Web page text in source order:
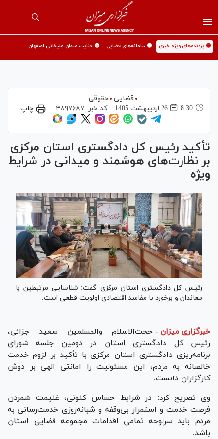
🟡 پرونده‌های ویژه خبری 🟡 سامانه‌های قضایی 🟡 جنایت میدان علیخانی اصفهان
قضایی حقوقی
8:30
26 ارديبهشت 1405 کد خبر: ۴۸۹۷۶۸۷ چاپ
تأکید رئیس کل دادگستری استان مرکزی
بر نظارت‌های هوشمند و میدانی در شرایط
ویژه
رئیس کل دادگستری استان مرکزی گفت: شناسایی مرتبطین با
معاندان و برخورد با مفاسد اقتصادی اولویت قطعی است.
خبرگزاری میزان - حجت‌الاسلام والمسلمین سعید جزائی،
رئیس کل دادگستری استان در دومین جلسه شورای
برنامه‌ریزی دادگستری استان مرکزی با تأکید بر لزوم خدمت
خالصانه به مردم، این مسئولیت را امانتی الهی بر دوش
کارگزاران دانست.
وی تصریح کرد: در شرایط حساس کنونی، غنیمت شمردن
فرصت خدمت و استمرار بی‌وقفه و شبانه‌روزی خدمت‌رسانی به
مردم باید سرلوحه تمامی اقدامات مجموعه قضایی استان
باشد.